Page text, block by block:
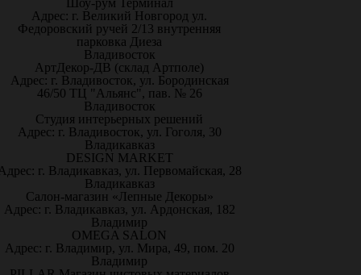
Шоу-рум Терминал
Адрес: г. Великий Новгород ул.
Федоровский ручей 2/13 внутренняя
парковка Диеза
Владивосток
АртДекор-ДВ (склад Артполе)
Адрес: г. Владивосток, ул. Бородинская
46/50 ТЦ "Альянс", пав. № 26
Владивосток
Студия интерьерных решений
Адрес: г. Владивосток, ул. Гоголя, 30
Владикавказ
DESIGN MARKET
г. Владикавказ, ул. Первомайская, 28
Владикавказ
Салон-магазин «Лепные Декоры»
Адрес: г. Владикавказ, ул. Ардонская, 182
Владимир
OMEGA SALON
Адрес: г. Владимир, ул. Мира, 49, пом. 20
Владимир